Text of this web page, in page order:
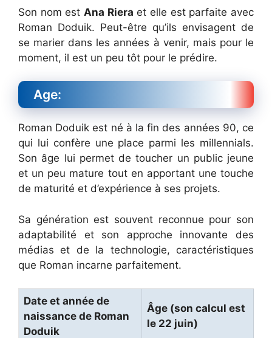
Son nom est Ana Riera et elle est parfaite avec
Roman Doduik. Peut-être qu’ils envisagent de
se marier dans les années à venir, mais pour le
moment, il est un peu tôt pour le prédire.
Age:
Roman Doduik est né à la fin des années 90, ce
qui lui confère une place parmi les millennials.
Son âge lui permet de toucher un public jeune
et un peu mature tout en apportant une touche
de maturité et d’expérience à ses projets.
Sa génération est souvent reconnue pour son
adaptabilité et son approche innovante des
médias et de la technologie, caractéristiques
que Roman incarne parfaitement.
Date et année de
naissance de Roman
Doduik
Âge (son calcul est
le 22 juin)